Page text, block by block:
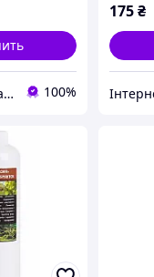
Інтернет-магазин "Aquahim Spiritol" 100%
175₴